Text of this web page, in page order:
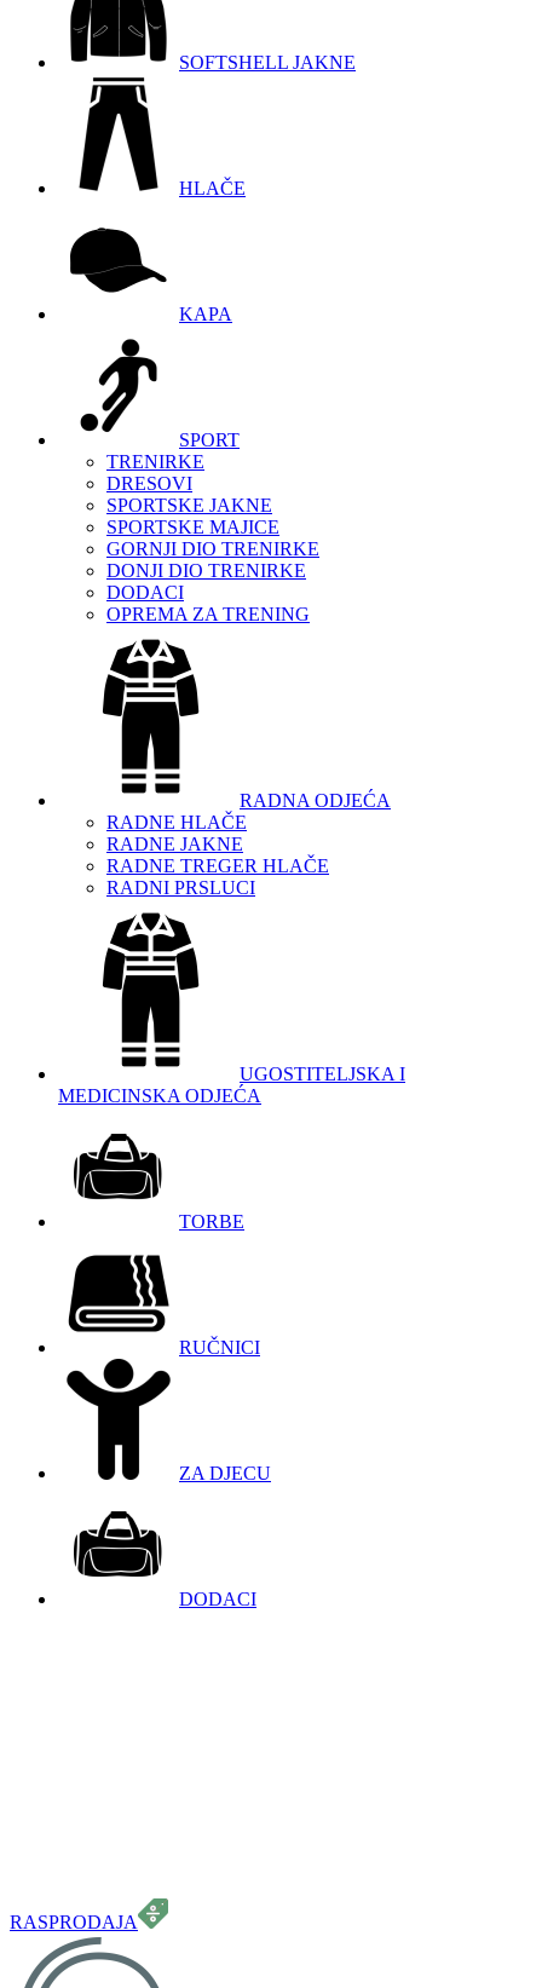
SOFTSHELL JAKNE
HLAČE
KAPA
SPORT
TRENIRKE
DRESOVI
SPORTSKE JAKNE
SPORTSKE MAJICE
GORNJI DIO TRENIRKE
DONJI DIO TRENIRKE
DODACI
OPREMA ZA TRENING
RADNA ODJEĆA
RADNE HLAČE
RADNE JAKNE
RADNE TREGER HLAČE
RADNI PRSLUCI
UGOSTITELJSKA I
MEDICINSKA ODJEĆA
TORBE
RUČNICI
ZA DJECU
DODACI
RASPRODAJA